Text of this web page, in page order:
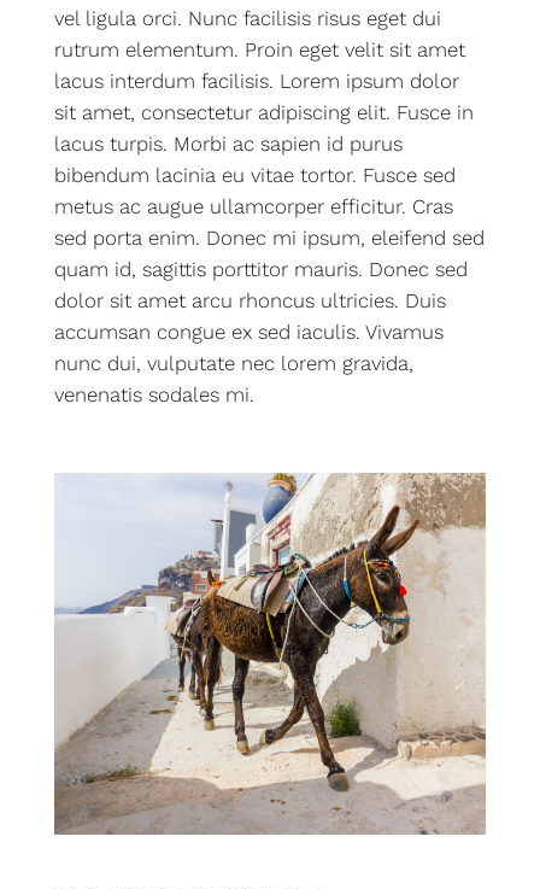
vel ligula orci. Nunc facilisis risus eget dui
rutrum elementum. Proin eget velit sit amet
lacus interdum facilisis. Lorem ipsum dolor
sit amet, consectetur adipiscing elit. Fusce in
lacus turpis. Morbi ac sapien id purus
bibendum lacinia eu vitae tortor. Fusce sed
metus ac augue ullamcorper efficitur. Cras
sed porta enim. Donec mi ipsum, eleifend sed
quam id, sagittis porttitor mauris. Donec sed
dolor sit amet arcu rhoncus ultricies. Duis
accumsan congue ex sed iaculis. Vivamus
nunc dui, vulputate nec lorem gravida,
venenatis sodales mi.